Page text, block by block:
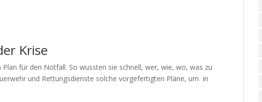
Krise
für den Notfall. So wussten sie schnell, wer, wie, wo, was zu
und Rettungsdienste solche vorgefertigten Pläne, um in